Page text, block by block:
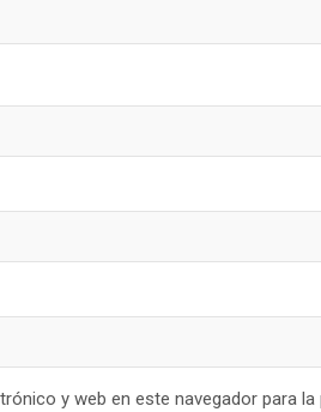
y web en este navegador para